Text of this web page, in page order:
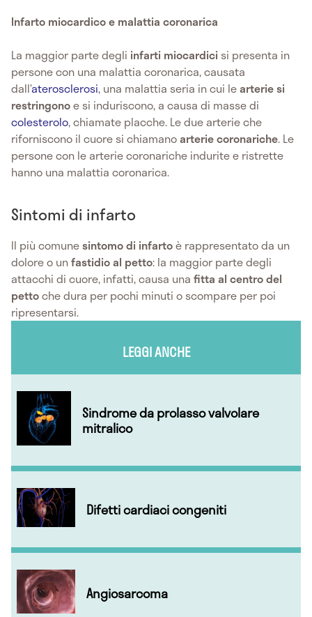
Infarto miocardico e malattia coronarica
La maggior parte degli infarti miocardici si presenta in
persone con una malattia coronarica, causata
dall’aterosclerosi, una malattia seria in cui learterie si
restringonoe si induriscono, a causa di masse di
colesterolo, chiamate placche. Le due arterie che
riforniscono il cuore si chiamanoarterie coronariche. Le
persone con le arterie coronariche indurite e ristrette
hanno una malattia coronarica.
Sintomi di infarto
Il più comunesintomo di infartoè rappresentato da un
doloreo unfastidio al petto: la maggior parte degli
attacchi di cuore, infatti, causa una fitta al centro del
pettoche dura per pochi minuti o scompare per poi
ripresentarsi.
LEGGI ANCHE
Sindrome da prolasso valvolare
mitralico
Difetti cardiaci congeniti
Angiosarcoma